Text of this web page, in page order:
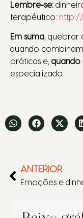
Lembre-se:
terapêutico:
Em suma, quebrar
quando
práticas e, quando
especializado.
ANTERIOR